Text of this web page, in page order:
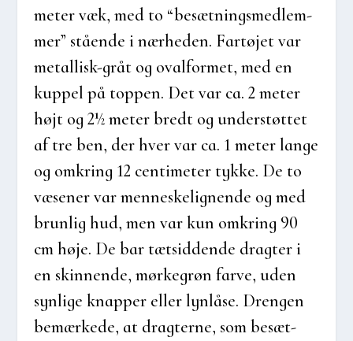
meter væk, med to “besæt­nings­med­lem­
mer” stå­en­de i nær­he­den. Far­tø­jet var
metal­lisk-gråt og oval­for­met, med en
kup­pel på top­pen. Det var ca. 2 meter
højt og 2½ meter bredt og under­støt­tet
af tre ben, der hver var ca. 1 meter lan­ge
og omkring 12 cen­ti­me­ter tyk­ke. De to
væse­ner var men­ne­ske­lig­nen­de og med
brun­lig hud, men var kun omkring 90
cm høje. De bar tæt­sid­den­de drag­ter i
en skin­nen­de, mør­ke­grøn far­ve, uden
syn­li­ge knap­per eller lyn­lå­se. Dren­gen
bemær­ke­de, at drag­ter­ne, som besæt­